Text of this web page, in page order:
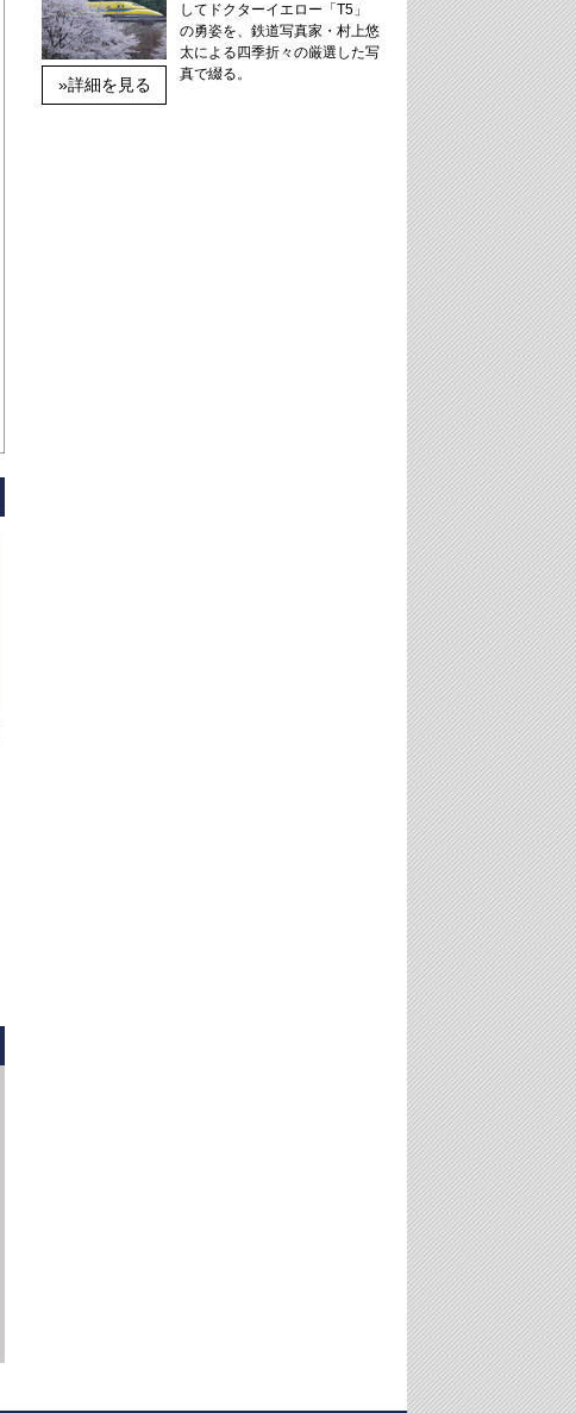
»詳細を見る
してドクターイエロー「T5」
の勇姿を、鉄道写真家・村上悠
太による四季折々の厳選した写
真で綴る。